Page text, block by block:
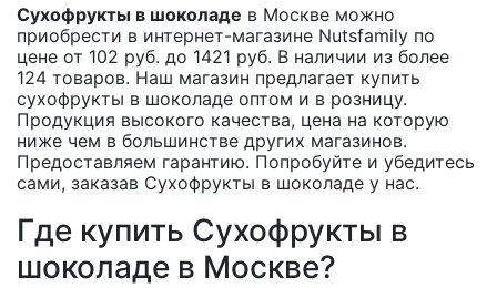
Сухофрукты в шоколаде в Москве можно
приобрести в интернет-магазине Nutsfamily по
цене от 102 руб. до 1421 руб. В наличии из более
124 товаров. Наш магазин предлагает купить
сухофрукты в шоколаде оптом и в розницу.
Продукция высокого качества, цена на которую
ниже чем в большинстве других магазинов.
Предоставляем гарантию. Попробуйте и убедитесь
сами, заказав Сухофрукты в шоколаде у нас.
Где купить Сухофрукты в
шоколаде в Москве?